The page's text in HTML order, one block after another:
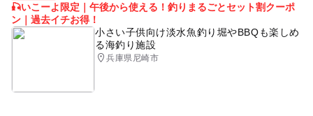
🎣いこーよ限定｜午後から使える！釣りまるごとセット割クーポ
ン｜過去イチお得！
小さい子供向け淡水魚釣り堀やBBQも楽しめ
る海釣り施設
兵庫県尼崎市